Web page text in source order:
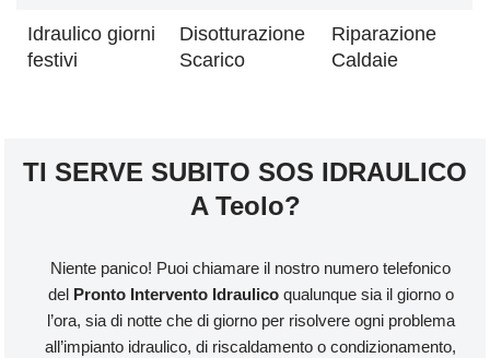
Idraulico giorni
festivi
Disotturazione
Scarico
Riparazione
Caldaie
TI SERVE SUBITO SOS IDRAULICO
A Teolo?
Niente panico! Puoi chiamare il nostro numero telefonico
del Pronto Intervento Idraulicoqualunque sia il giorno o
l’ora, sia di notte che di giorno per risolvere ogni problema
all’impianto idraulico, di riscaldamento o condizionamento,